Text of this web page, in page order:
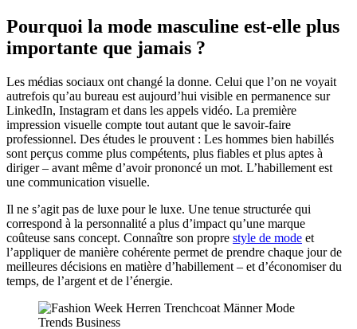
Pourquoi la mode masculine est-elle plus
importante que jamais ?
Les médias sociaux ont changé la donne. Celui que l’on ne voyait
autrefois qu’au bureau est aujourd’hui visible en permanence sur
LinkedIn, Instagram et dans les appels vidéo. La première
impression visuelle compte tout autant que le savoir-faire
professionnel. Des études le prouvent : Les hommes bien habillés
sont perçus comme plus compétents, plus fiables et plus aptes à
diriger – avant même d’avoir prononcé un mot. L’habillement est
une communication visuelle.
Il ne s’agit pas de luxe pour le luxe. Une tenue structurée qui
correspond à la personnalité a plus d’impact qu’une marque
coûteuse sans concept. Connaître son propre style de mode et
l’appliquer de manière cohérente permet de prendre chaque jour de
meilleures décisions en matière d’habillement – et d’économiser du
temps, de l’argent et de l’énergie.